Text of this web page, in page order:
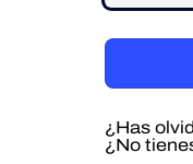
¿Has
¿No